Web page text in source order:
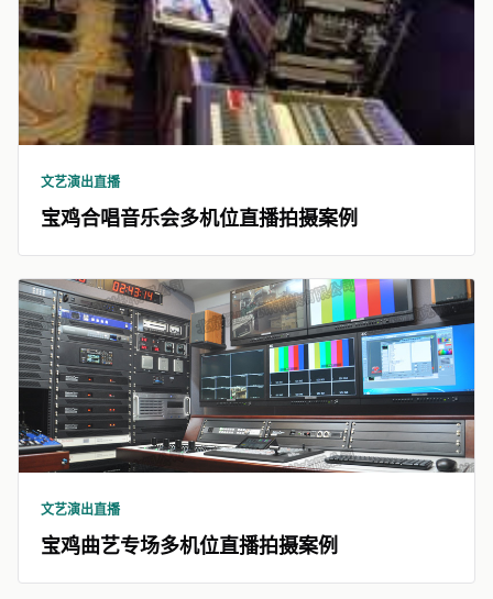
文艺演出直播
宝鸡合唱音乐会多机位直播拍摄案例
文艺演出直播
宝鸡曲艺专场多机位直播拍摄案例